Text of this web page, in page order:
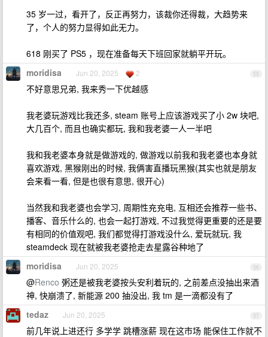
35 岁一过，看开了，反正再努力，该裁你还得裁，大趋势来
了，个人的努力显得如此无力。
618 刚买了 PS5 ，现在准备每天下班回家就躺平开玩。
55
moridisa Jun 20, 2025 2
不好意思兄弟, 我来秀一下优越感
我老婆玩游戏比我还多, steam 账号上应该游戏买了小 2w 块吧,
大几百个, 而且也确实都玩, 我和我老婆一人一半吧
我和我老婆本身就是做游戏的, 做游戏以前我和我老婆也本身就
喜欢游戏, 黑猴刚出的时候, 我俩害直播玩黑猴(其实也就是朋友
会来看一看, 但是也很有意思, 很开心)
当然我和我老婆也会学习, 周期性充充电, 互相还会推荐一些书、
播客、音乐什么的, 也会一起打游戏, 不过我觉得更重要的还是要
有相同的价值观吧, 我们都觉得打游戏没什么, 爱玩就玩, 我
steamdeck 现在就被我老婆抢走去星露谷种地了
56
moridisa Jun 20, 2025
@Renco 粥还是被我老婆按头安利着玩的, 之前差点没抽出来酒
神, 快崩溃了, 新能源 200 抽没出, 我 tm 是一滴都没有了
57
tedaz Jun 20, 2025
前几年说上进还行 多学学 跳槽涨薪 现在这市场 能保住工作就不